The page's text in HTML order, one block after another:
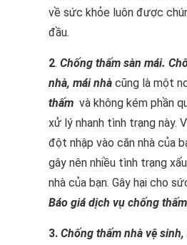
về sức khỏe luôn được
đầu.
2. Chống thấm sàn mái.
nhà, mái nhà cũng là một
thấm và không kém phần
xử lý nhanh tình trạng này.
đột nhập vào căn nhà của
gây nên nhiều tình trạng
nhà của bạn. Gây hại cho
Báo giá dịch vụ chống
3. Chống thấm nhà vệ sinh,